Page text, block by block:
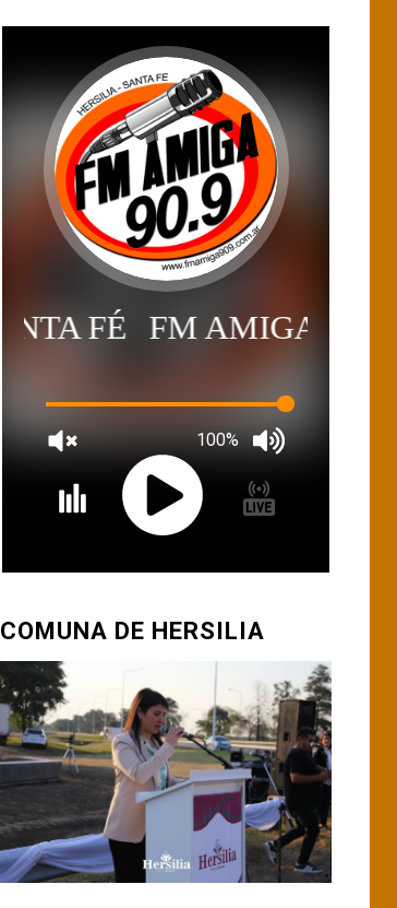
COMUNA DE HERSILIA